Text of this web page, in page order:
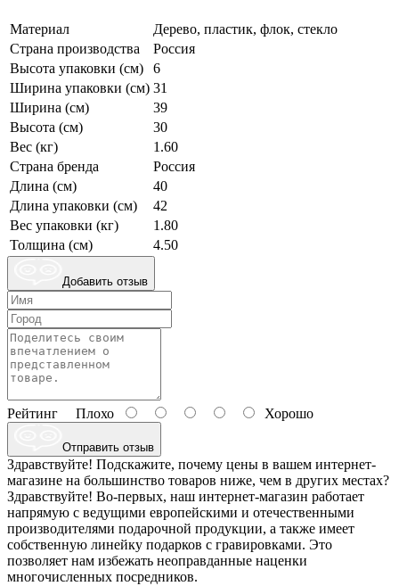
Материал
Дерево, пластик, флок, стекло
Страна производства
Россия
Высота упаковки (см)
6
Ширина упаковки (см) 31
Ширина (см)
39
Высота (см)
30
Вес (кг)
1.60
Страна бренда
Россия
Длина (см)
40
Длина упаковки (см)
42
Вес упаковки (кг)
1.80
Толщина (см)
4.50
Добавить отзыв
Рейтинг Плохо Хорошо
Отправить отзыв
Здравствуйте! Подскажите, почему цены в вашем интернет-
магазине на большинство товаров ниже, чем в других местах?
Здравствуйте! Во-первых, наш интернет-магазин работает
напрямую с ведущими европейскими и отечественными
производителями подарочной продукции, а также имеет
собственную линейку подарков с гравировками. Это
позволяет нам избежать неоправданные наценки
многочисленных посредников.